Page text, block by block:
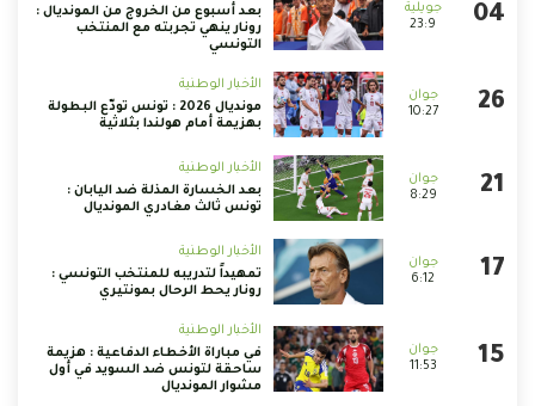
23:9
بعد أسبوع من الخروج من المونديال :
رونار ينهي تجربته مع المنتخب
التونسي
10:27
الأخبار الوطنية
مونديال 2026 : تونس تودّع البطولة
بهزيمة أمام هولندا بثلاثية
8:29
الأخبار الوطنية
بعد الخسارة المذلة ضد اليابان :
تونس ثالث مغادري المونديال
6:12
الأخبار الوطنية
تمهيداً لتدريبه للمنتخب التونسي :
رونار يحط الرحال بمونتيري
11:53
الأخبار الوطنية
في مباراة الأخطاء الدفاعية : هزيمة
ساحقة لتونس ضد السويد في أول
مشوار المونديال